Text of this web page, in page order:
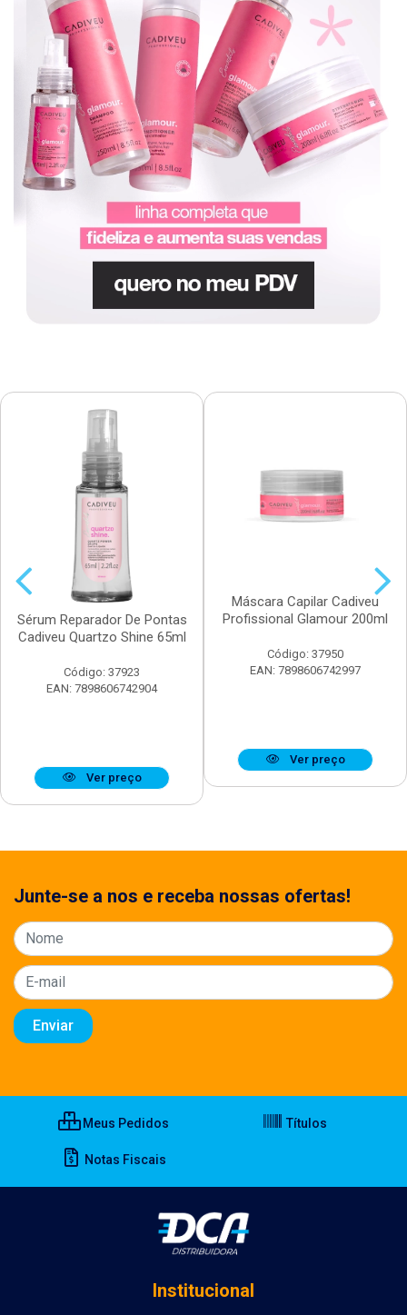
Sérum Reparador De Pontas
Cadiveu Quartzo Shine 65ml
Código: 37923
EAN: 7898606742904
Ver preço
Máscara Capilar Cadiveu
Profissional Glamour 200ml
Código: 37950
EAN: 7898606742997
Ver preço
Junte-se a nos e receba nossas ofertas!
Meus Pedidos Títulos
Notas Fiscais
Institucional